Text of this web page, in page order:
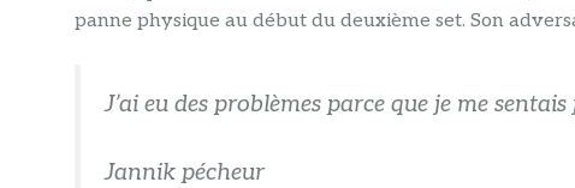
panne physique au début du deuxième set. Son
J’ai eu des problèmes parce que je me
Jannik pécheur